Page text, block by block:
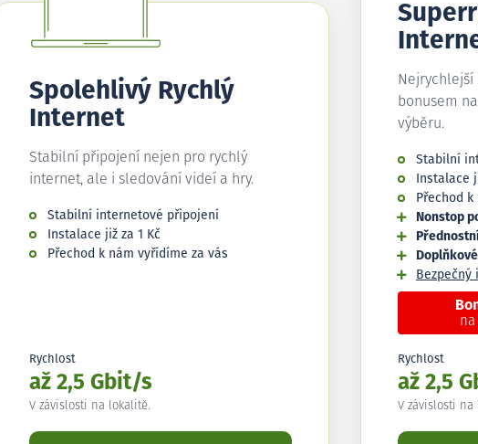
Spolehlivý Rychlý
Internet
Stabilní připojení nejen pro rychlý
internet, ale i sledování videí a hry.
Stabilní internetové připojení
Instalace již za 1 Kč
Přechod k nám vyřídíme za vás
Rychlost
až 2,5 Gbit/s
V závislosti na lokalitě.
Nejrychlejší
bonusem
výběru.
Stabilní
Instalace
Přechod
Nonstop
Bezpečný
na
Rychlost
až 2,5
V závislosti na